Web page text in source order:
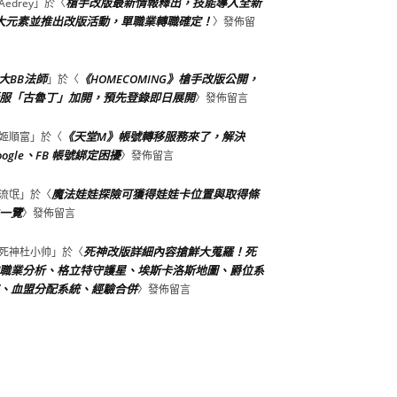
」於〈
元素並推出改版活動，單職業轉職確定！〉發佈留
BB法師」於〈 《HOMECOMING》槍手改版公開，
「古魯丁」加開，預先登錄即日展開〉發佈留言
順富 」於〈 《天堂M》帳號轉移服務來了，解決
、FB 帳號綁定困擾〉發佈留言
氓」於〈魔法娃娃探險可獲得娃娃卡位置與取得條
覽〉發佈留言
神杜小帅 」於〈死神改版詳細內容搶鮮大蒐羅！死
業分析、格立特守護星、埃斯卡洛斯地圖、爵位系
血盟分配系統、經驗合併〉發佈留言